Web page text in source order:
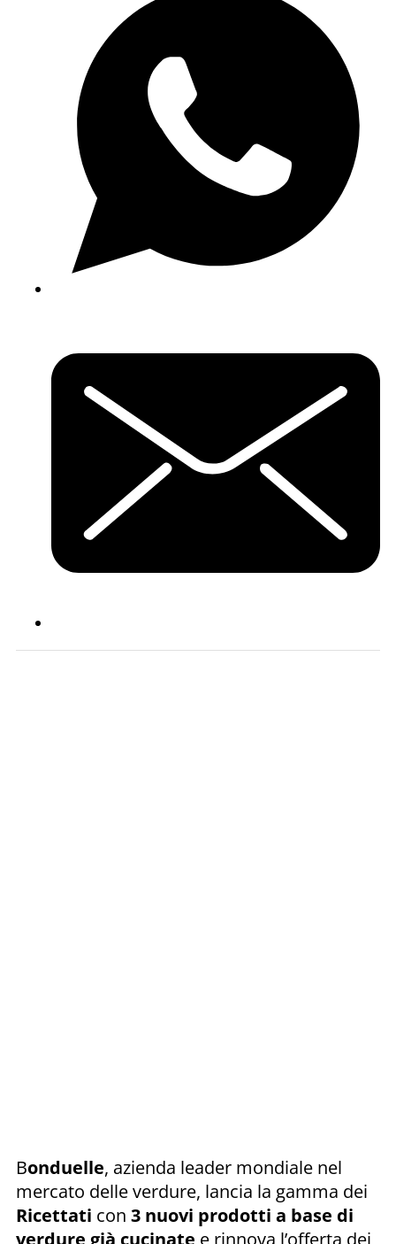
Bonduelle, azienda leader mondiale nel
mercato delle verdure, lancia la gamma dei
Ricettati con 3 nuovi prodotti a base di
verdure già cucinate e rinnova l’offerta dei